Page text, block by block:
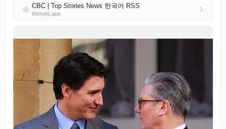
CBC | Top Stories News 한국어 RSS
thenote.app